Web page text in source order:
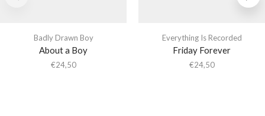
Badly Drawn Boy
About a Boy
€24,50
Everything Is Recorded
Friday Forever
€24,50